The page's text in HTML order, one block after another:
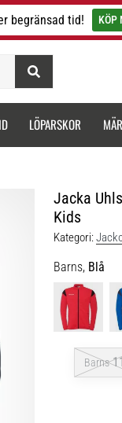
begränsad tid! KÖP
LÖPARSKOR
Jacka
Kids
Kategori:
Barns, Blå
Barns